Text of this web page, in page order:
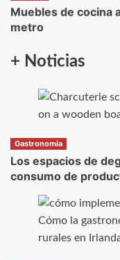
Muebles de cocina
metro
+ Noticias
Gastronomía
Los espacios de
consumo de